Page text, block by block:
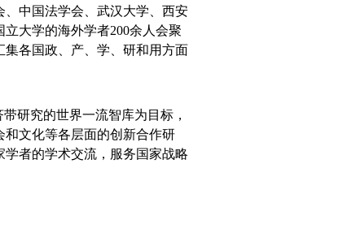
中国法学会、武汉大学、西安
大学的海外学者200余人会聚
各国政、产、学、研和用方面
研究的世界一流智库为目标，
文化等各层面的创新合作研
者的学术交流，服务国家战略